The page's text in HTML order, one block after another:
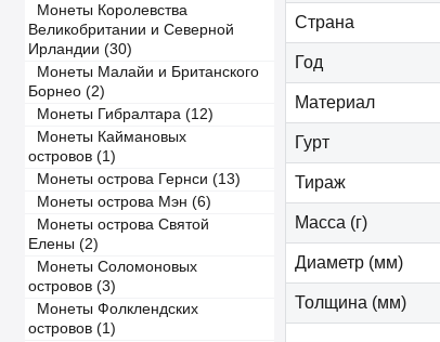
Монеты Королевства
Великобритании и Северной
Ирландии (30)
Монеты Малайи и Британского
Борнео (2)
Монеты Гибралтара (12)
Монеты Каймановых
островов (1)
Монеты острова Гернси (13)
Монеты острова Мэн (6)
Монеты острова Святой
Елены (2)
Монеты Соломоновых
островов (3)
Монеты Фолклендских
островов (1)
Страна
Год
Материал
Гурт
Тираж
Масса (г)
Диаметр (мм)
Толщина (мм)